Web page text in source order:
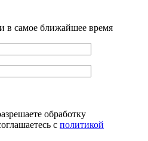
в самое ближайшее время
обработку
с политикой